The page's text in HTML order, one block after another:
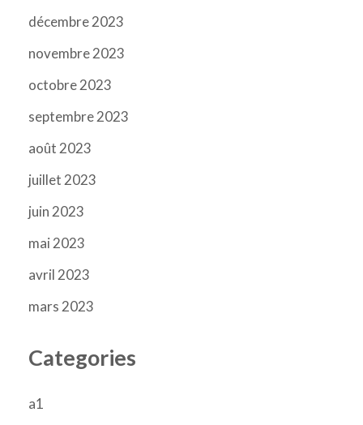
décembre 2023
novembre 2023
octobre 2023
septembre 2023
août 2023
juillet 2023
juin 2023
mai 2023
avril 2023
mars 2023
Categories
a1